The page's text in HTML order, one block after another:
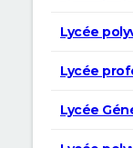
Lycée
Lycée
Lycée